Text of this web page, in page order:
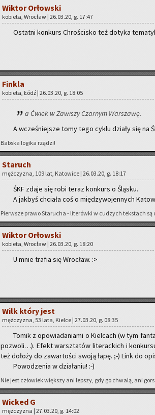
Wik­tor Or­łow­ski
ko­bie­ta, Wro­cław | 26.03.20, g. 17:47
Ostat­ni kon­kurs Chro­ści­sko też do­ty­ka
Fin­kla
ko­bie­ta, Łódź | 26.03.20, g. 18:05
a Ćwiek w Za­wi­szy Czar­nym War­sza­wę.
A wcze­śniej­sze tomy tego cyklu dzia­ły się na
Bab­ska lo­gi­ka rzą­dzi!
Sta­ruch
męż­czy­zna, 109 lat, Ka­to­wi­ce | 26.03.20, g. 18:17
ŚKF zdaje się robi teraz kon­kurs o Ślą­sku.
A jak­byś chcia­ła coś o mię­dzy­wo­jen­nych
Pierw­sze prawo Sta­ru­cha - li­te­rów­ki w cu­dzych tek­stach
Wik­tor Or­łow­ski
ko­bie­ta, Wro­cław | 26.03.20, g. 18:20
U mnie tra­fia się Wro­cław. :>
Wilk który jest
męż­czy­zna, 53 lata, Kiel­ce | 27.03.20, g. 08:35
Tomik z opo­wia­da­nia­mi o Kiel­cach (w tym
po­zwo­li…). Efekt warsz­ta­tów li­te­rac­kich i
też do­ło­ży do za­war­to­ści swoją łapę. ;-) Link do
Po­wo­dze­nia w dzia­ła­niu! :-)
Nie jest czło­wiek więk­szy ani lep­szy, gdy go chwa­lą, ani
Wic­ked G
męż­czy­zna | 27.03.20, g. 14:02